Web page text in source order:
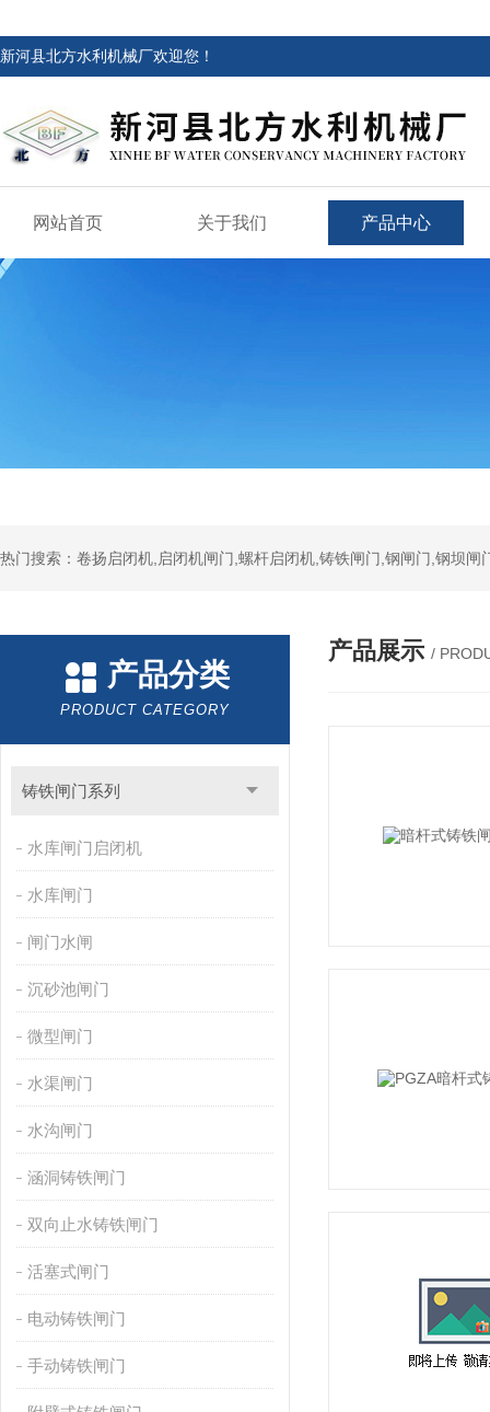
新河县北方水利机械厂欢迎您！
网站首页 关于我们 产品中心
热门搜索：卷扬启闭机,启闭机闸门,螺杆启闭机,铸铁闸门,钢闸门,钢坝
产品分类
PRODUCT CATEGORY
铸铁闸门系列
水库闸门启闭机
水库闸门
闸门水闸
沉砂池闸门
微型闸门
水渠闸门
水沟闸门
涵洞铸铁闸门
双向止水铸铁闸门
活塞式闸门
电动铸铁闸门
手动铸铁闸门
产品展示 /